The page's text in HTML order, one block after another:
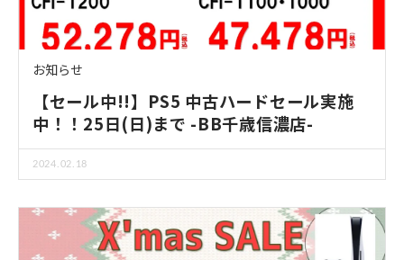
お知らせ
【セール中!!】PS5 中古ハードセール実施
中！！25日(日)まで -BB千歳信濃店-
2024.02.18